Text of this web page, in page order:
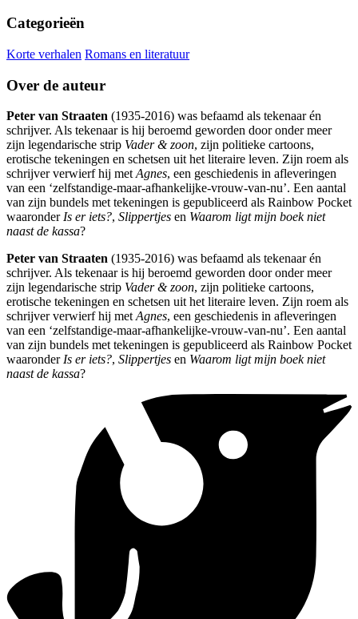
Categorieën
Korte verhalen Romans en literatuur
Over de auteur
Peter van Straaten (1935-2016) was befaamd als tekenaar én
schrijver. Als tekenaar is hij beroemd geworden door onder meer
zijn legendarische strip Vader & zoon, zijn politieke cartoons,
erotische tekeningen en schetsen uit het literaire leven. Zijn roem als
schrijver verwierf hij metAgnes, een geschiedenis in afleveringen
van een ‘zelfstandige-maar-afhankelijke-vrouw-van-nu’. Een aantal
van zijn bundels met tekeningen is gepubliceerd als Rainbow Pocket
waaronderIs er iets?, Slippertjes en Waarom ligt mijn boek niet
naast de kassa?
Peter van Straaten (1935-2016) was befaamd als tekenaar én
schrijver. Als tekenaar is hij beroemd geworden door onder meer
zijn legendarische strip Vader & zoon, zijn politieke cartoons,
erotische tekeningen en schetsen uit het literaire leven. Zijn roem als
schrijver verwierf hij metAgnes, een geschiedenis in afleveringen
van een ‘zelfstandige-maar-afhankelijke-vrouw-van-nu’. Een aantal
van zijn bundels met tekeningen is gepubliceerd als Rainbow Pocket
waaronderIs er iets?, Slippertjes en Waarom ligt mijn boek niet
naast de kassa?